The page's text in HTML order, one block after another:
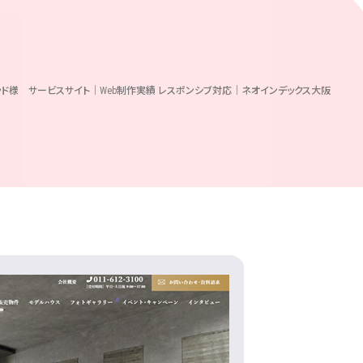
ド様 サービスサイト｜Web制作実績 レスポンシブ対応｜ネオインデックス大阪